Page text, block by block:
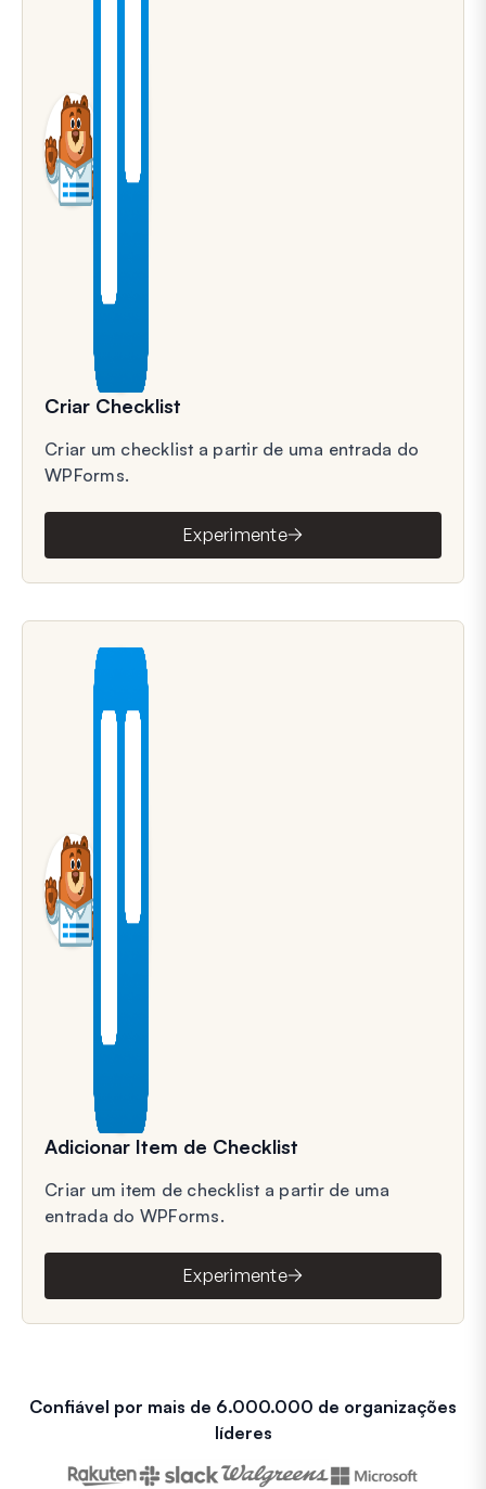
Criar Checklist
Criar um checklist a partir de uma entrada do
WPForms.
Experimente
Adicionar Item de Checklist
Criar um item de checklist a partir de uma
entrada do WPForms.
Experimente
Confiável por mais de 6.000.000 de organizações
líderes